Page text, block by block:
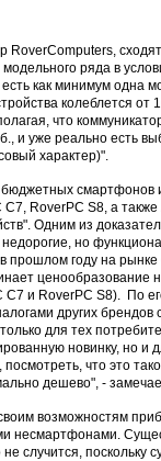
RoverComputers,
ряда в
как минимум одна
колеблется от
что
и уже реально есть
характер)".
RoverPC S8, а
Одним из
но
году на
ценообразование
и RoverPC S8). По
других
для тех
новинку, но и
что это
дешево", -
возможностям
несмартфонами.
случится, поскольку